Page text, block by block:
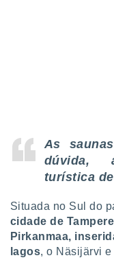
site
caso,
de que
para
não
cookies
o
As
dúvida,
turística
Situada no Sul do
cidade de
Pirkanmaa,
lagos, o Näsijärvi